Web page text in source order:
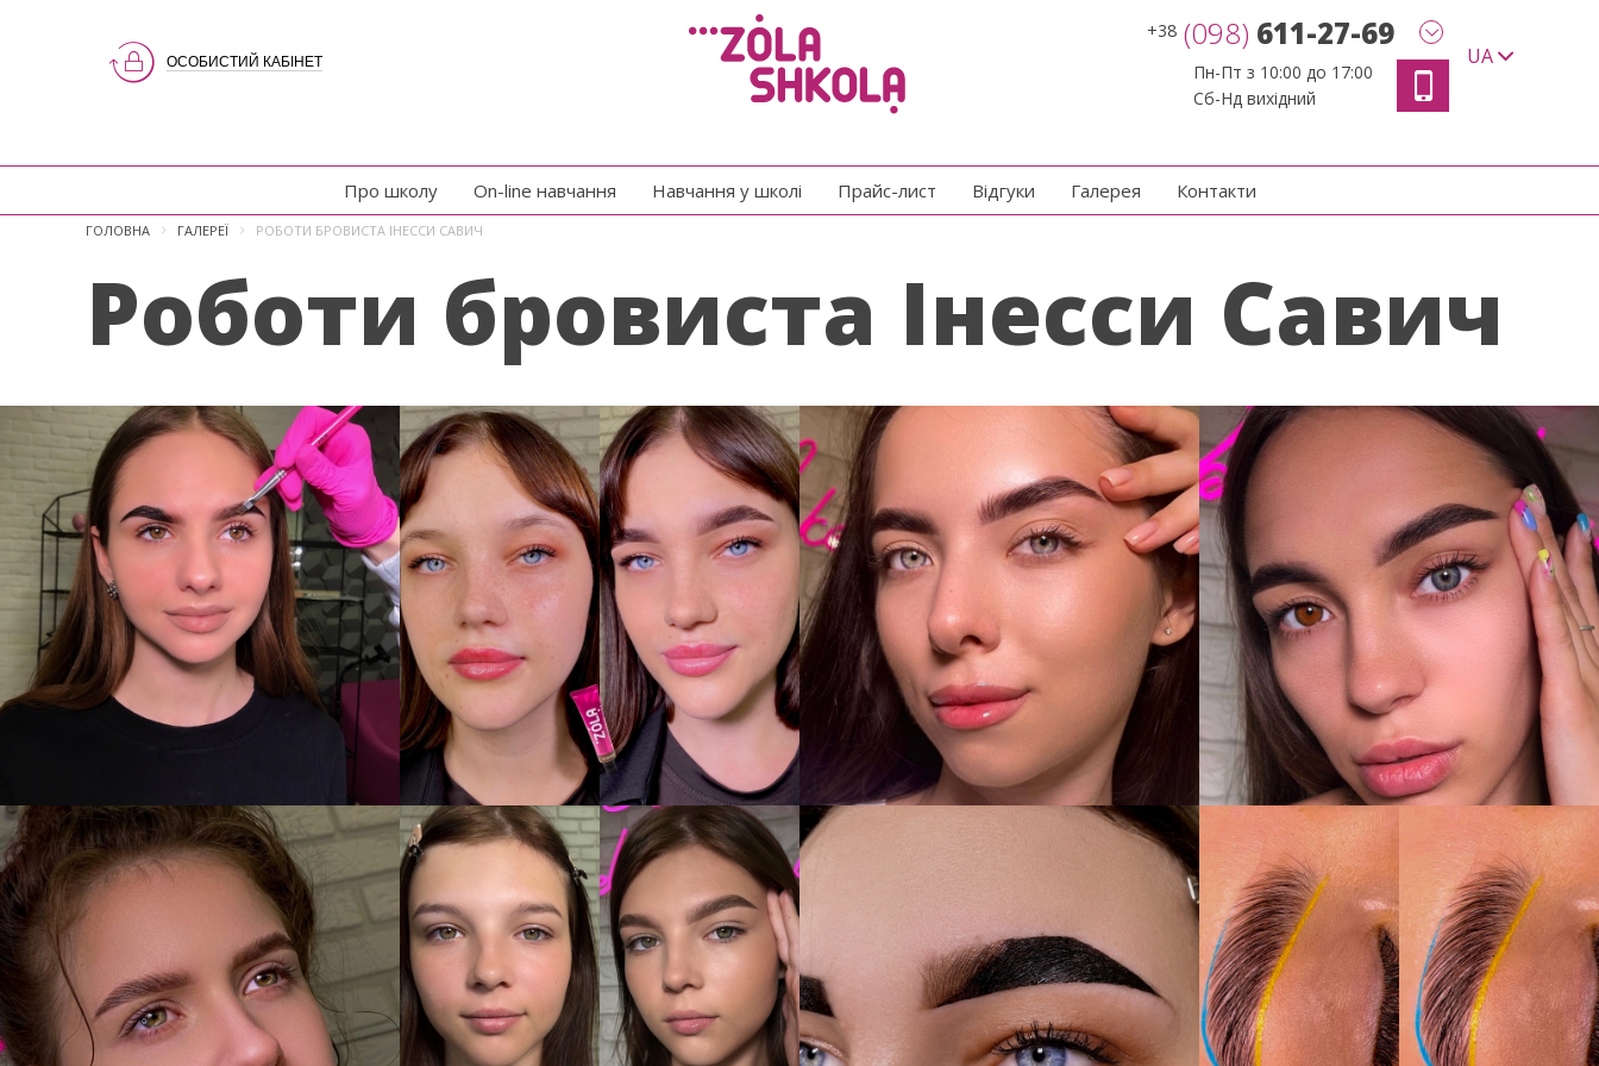
ОСОБИСТИЙ КАБІНЕТ
+38 (098) 611-27-69
Пн-Пт з 10:00 до 17:00
Сб-Нд вихідний
UA
Про школу On-line навчання Навчання у школі Прайс-лист Відгуки Галерея Контакти
ГОЛОВНА ГАЛЕРЕЇ РОБОТИ БРОВИСТА ІНЕССИ САВИЧ
Роботи бровиста Інесси Савич
ІНЕССА МАЙСТЕР: